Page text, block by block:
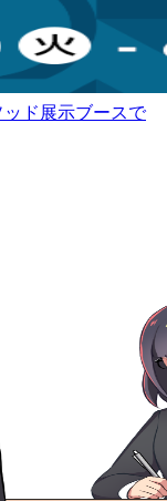
ッド展示ブースで